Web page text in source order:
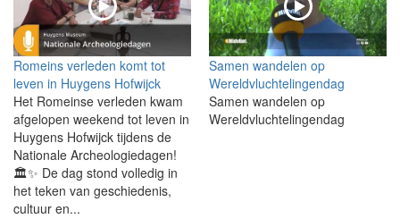
Romeins verleden komt tot
leven in Huygens Hofwijck
Het Romeinse verleden kwam
afgelopen weekend tot leven in
Huygens Hofwijck tijdens de
Nationale Archeologiedagen!
🏛️✨ De dag stond volledig in
het teken van geschiedenis,
cultuur en...
Samen wandelen op
Wereldvluchtelingendag
Samen wandelen op
Wereldvluchtelingendag